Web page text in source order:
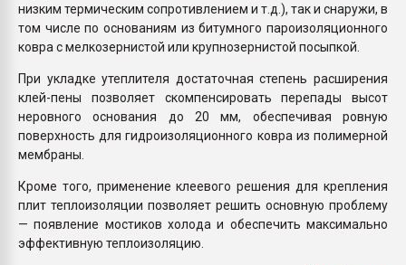
низким термическим сопротивлением и т.д.), так и снаружи, в
том числе по основаниям из битумного пароизоляционного
ковра с мелкозернистой или крупнозернистой посыпкой.
При укладке утеплителя достаточная степень расширения
клей-пены позволяет скомпенсировать перепады высот
неровного основания до 20 мм, обеспечивая ровную
поверхность для гидроизоляционного ковра из полимерной
мембраны.
Кроме того, применение клеевого решения для крепления
плит теплоизоляции позволяет решить основную проблему
— появление мостиков холода и обеспечить максимально
эффективную теплоизоляцию.